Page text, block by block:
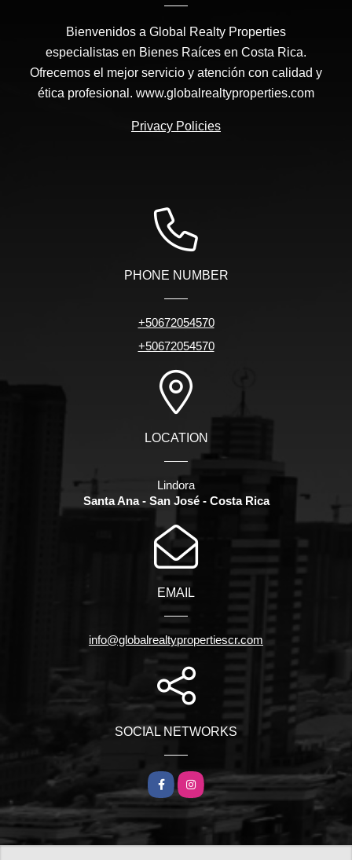
Bienvenidos a Global Realty Properties
especialistas en Bienes Raíces en Costa Rica.
Ofrecemos el mejor servicio y atención con calidad y
ética profesional. www.globalrealtyproperties.com
Privacy Policies
PHONE NUMBER
+50672054570
+50672054570
LOCATION
Lindora
Santa Ana - San José - Costa Rica
EMAIL
info@globalrealtypropertiescr.com
SOCIAL NETWORKS
FacebookInstagram